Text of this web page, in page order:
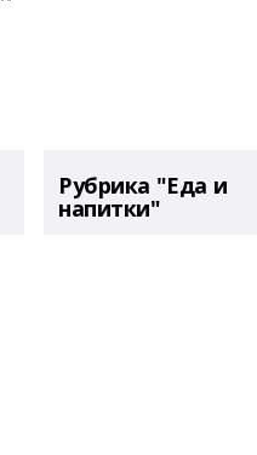
Рубрика "Еда и
напитки"